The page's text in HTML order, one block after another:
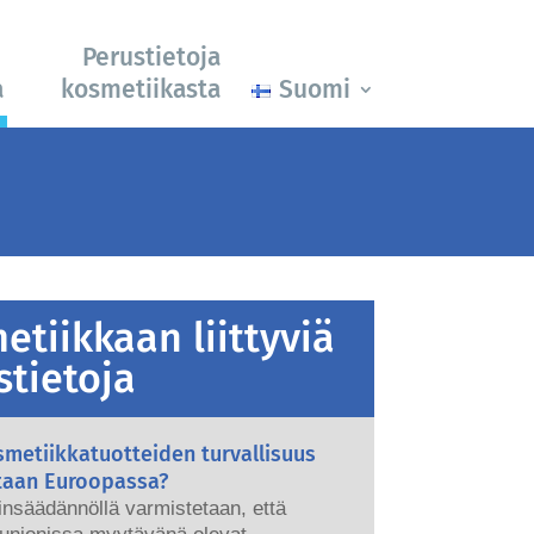
Perustietoja
kosmetiikasta
Suomi
liittyviä
turvallisuus
Euroopassa?
varmistetaan, että